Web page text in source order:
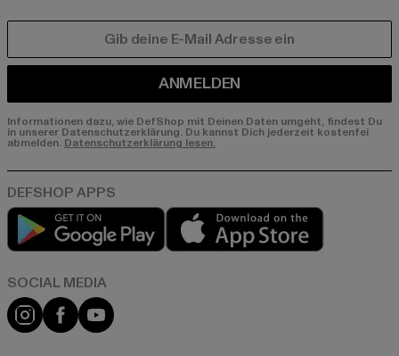
ANMELDEN
Informationen dazu, wie DefShop mit Deinen Daten umgeht, findest Du
in unserer Datenschutzerklärung. Du kannst Dich jederzeit kostenfei
abmelden. Datenschutzerklärung lesen.
Play market
Instagram
FacebookYouTube